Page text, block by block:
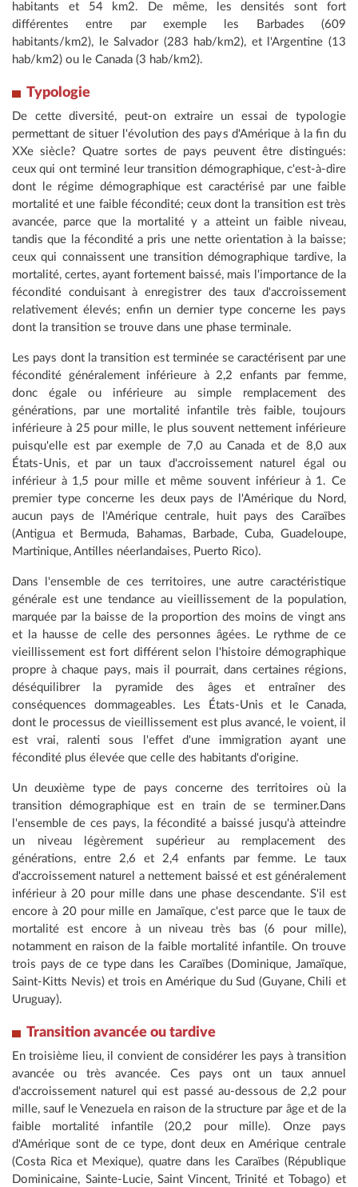
habitants et 54 km2. De même, les densités sont fort
différentes entre par exemple les Barbades (609
habitants/km2), le Salvador (283 hab/km2), et l'Argentine (13
hab/km2) ou le Canada (3 hab/km2).
Typologie
De cette diversité, peut-on extraire un essai de typologie
permettant de situer l'évolution des pays d'Amérique à la fin du
XXe siècle? Quatre sortes de pays peuvent être distingués:
ceux qui ont terminé leur transition démographique, c'est-à-dire
dont le régime démographique est caractérisé par une faible
mortalité et une faible fécondité; ceux dont la transition est très
avancée, parce que la mortalité y a atteint un faible niveau,
tandis que la fécondité a pris une nette orientation à la baisse;
ceux qui connaissent une transition démographique tardive, la
mortalité, certes, ayant fortement baissé, mais l'importance de la
fécondité conduisant à enregistrer des taux d'accroissement
relativement élevés; enfin un dernier type concerne les pays
dont la transition se trouve dans une phase terminale.
Les pays dont la transition est terminée se caractérisent par une
fécondité généralement inférieure à 2,2 enfants par femme,
donc égale ou inférieure au simple remplacement des
générations, par une mortalité infantile très faible, toujours
inférieure à 25 pour mille, le plus souvent nettement inférieure
puisqu'elle est par exemple de 7,0 au Canada et de 8,0 aux
États-Unis, et par un taux d'accroissement naturel égal ou
inférieur à 1,5 pour mille et même souvent inférieur à 1. Ce
premier type concerne les deux pays de l'Amérique du Nord,
aucun pays de l'Amérique centrale, huit pays des Caraïbes
(Antigua et Bermuda, Bahamas, Barbade, Cuba, Guadeloupe,
Martinique, Antilles néerlandaises, Puerto Rico).
Dans l'ensemble de ces territoires, une autre caractéristique
générale est une tendance au vieillissement de la population,
marquée par la baisse de la proportion des moins de vingt ans
et la hausse de celle des personnes âgées. Le rythme de ce
vieillissement est fort différent selon l'histoire démographique
propre à chaque pays, mais il pourrait, dans certaines régions,
déséquilibrer la pyramide des âges et entraîner des
conséquences dommageables. Les États-Unis et le Canada,
dont le processus de vieillissement est plus avancé, le voient, il
est vrai, ralenti sous l'effet d'une immigration ayant une
fécondité plus élevée que celle des habitants d'origine.
Un deuxième type de pays concerne des territoires où la
transition démographique est en train de se terminer.Dans
l'ensemble de ces pays, la fécondité a baissé jusqu'à atteindre
un niveau légèrement supérieur au remplacement des
générations, entre 2,6 et 2,4 enfants par femme. Le taux
d'accroissement naturel a nettement baissé et est généralement
inférieur à 20 pour mille dans une phase descendante. S'il est
encore à 20 pour mille en Jamaïque, c'est parce que le taux de
mortalité est encore à un niveau très bas (6 pour mille),
notamment en raison de la faible mortalité infantile. On trouve
trois pays de ce type dans les Caraïbes (Dominique, Jamaïque,
Saint-Kitts Nevis) et trois en Amérique du Sud (Guyane, Chili et
Uruguay).
Transition avancée ou tardive
En troisième lieu, il convient de considérer les pays à transition
avancée ou très avancée. Ces pays ont un taux annuel
d'accroissement naturel qui est passé au-dessous de 2,2 pour
mille, sauf le Venezuela en raison de la structure par âge et de la
faible mortalité infantile (20,2 pour mille). Onze pays
d'Amérique sont de ce type, dont deux en Amérique centrale
(Costa Rica et Mexique), quatre dans les Caraïbes (République
Dominicaine, Sainte-Lucie, Saint Vincent, Trinité et Tobago) et